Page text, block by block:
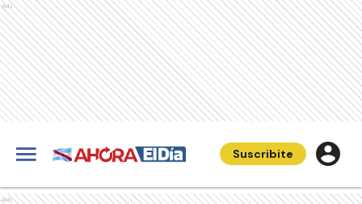
Ads
Suscribite
Ads